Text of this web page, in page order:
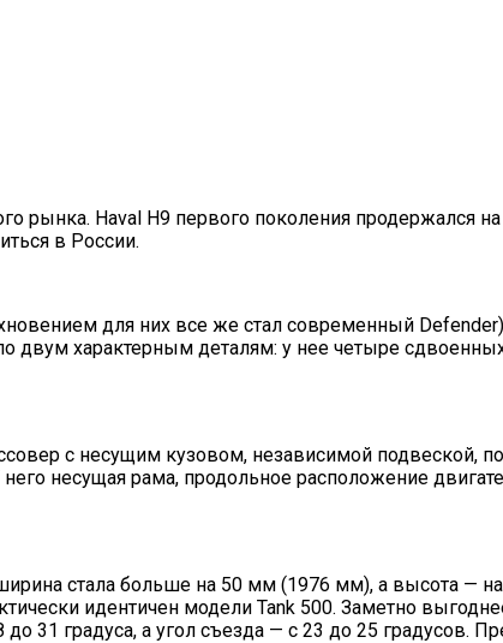
рынка. Haval H9 первого поколения продержался
в России.
для них все же стал современный
характерным деталям: у нее четыре
с несущим кузовом, независимой подвеской,
несущая рама, продольное расположение
стала больше на 50 мм (1976 мм), а высота —
идентичен модели Tank 500. Заметно
31 градуса, а угол съезда — с 23 до 25 градусов.